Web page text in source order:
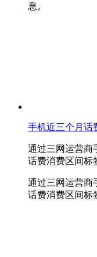
息。
手机近三个月话
通过三网运营商
话费消费区间标
通过三网运营商
话费消费区间标